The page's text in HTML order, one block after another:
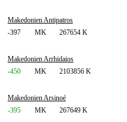
Makedonien Antipatros
-397
MK 267654 K
Makedonien Arrhidaios
-450
MK 2103856 K
Makedonien Arsinoé
-395
MK 267649 K